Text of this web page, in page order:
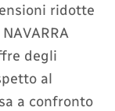
ridotte
degli
al
a confronto